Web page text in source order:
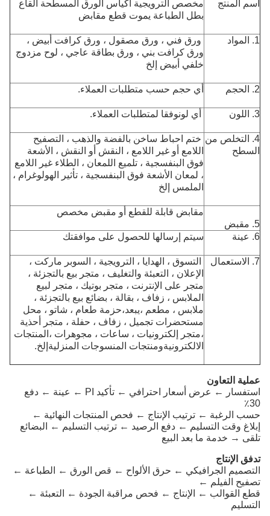
اسم المنتج
مخصص الترويجية أكياس الورق المسطحة القاع
بطل الطباعة يموت قطع مقابض
1. المواد
ورق فني ، ورق مصقول ، ورق كرافت أبيض ،
ورق كرافت بني ، ورق بطاقة عاجي ، لوح مزدوج
خلفي أبيض إلخ
2. الحجم أي حجم حسب متطلبات العملاء.
3. اللون أي لونوفقا لمتطلبات العملاء.
4. التخلص من
السطح
ختم احباط ساخن بالفضة والذهب ، التصفيح
اللامع أو غير اللامع ، النقش أو النقش ، الأشعة
فوق البنفسجية ، تلميع اللمعان ، الطلاء غير اللامع
، لمعان الأشعة فوق البنفسجية ، تأثير الهولوغرام ،
الملمس إلخ
5. مقبض
مقابض قابلة للقطع أو مقبض مخصص
6. عينة سيتم إرسالها للحصول على موافقتك
7. الاستعمال
التسوق ، الهدايا ، الترويجية ، السوبر ماركت ،
الإعلان ، التعبئة والتغليف ، متجر بيع بالتجزئة ،
متجر على الإنترنت ، متجر بوتيك ، متجر لبيع
الملابس ، زفاف ، بقالة ، بضائع بيع بالتجزئة ،
ملابس ، مطعم ، يبعد،حزمة طعام ، شاتو ، محل
مستحضرات تجميل ، زفاف ، حفلة ، متجر أحذية
متجر إلكترونيات ، ساعات ، مجوهرات ، المنتجات
الالكترونيةومنتجات المنسوجات المنزليةإلخ.
عملية التعاون
استفسار ← عرض أسعار احترافي ← تأكيد PI ← عينة ← دفع
30٪
حسب الرغبة ← ترتيب الإنتاج ← فحص المنتجات النهائية ←
إبلاغ وقت التسليم ← دفع الرصيد ← ترتيب التسليم ← البضائع
تلقى → خدمة ما بعد البيع
تدفق الإنتاج
التصميم الجرافيكي ← حرق الألواح ← قص الورق ← الطباعة ←
تصفيح الفيلم ←
قطع القوالب ← الإنتاج ← فحص مراقبة الجودة ← التعبئة ←
التسليم